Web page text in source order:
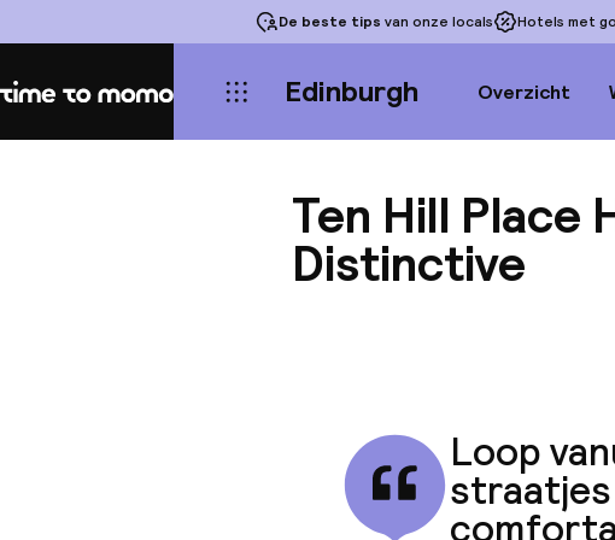
De beste tips van onze locals Hotels met
Home Edinburgh Overzicht
Ten Hill Place
Distinctive
Loop
straatjes